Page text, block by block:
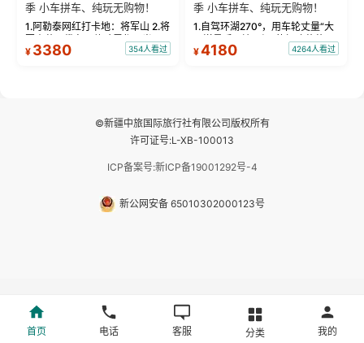
季 小车拼车、纯玩无购物！
1.阿勒泰网红打卡地：将军山 2.将
军山落日缆车，体验雪都风光 3.
将军山，夕阳派对，蹦迪party 4.
¥ 3380 354人看过
季 小车拼车、纯玩无购物！
1.自驾环湖270°，用车轮丈量“大
西洋最后一滴眼泪”的极致蔚蓝，
让雪山、花海与深邃湖水在转弯
¥4180 4264人看过
©新疆中旅国际旅行社有限公司版权所有
许可证号:L-XB-100013
ICP备案号:新ICP备19001292号-4
新公网安备 65010302000123号
首页 电话 客服 分类 我的